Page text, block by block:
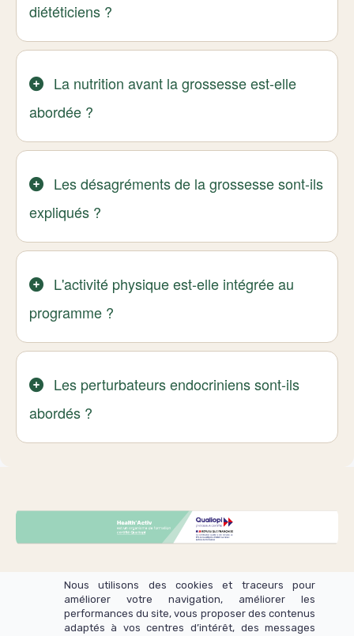
diététiciens ?
La nutrition avant la grossesse est-elle
abordée ?
Les désagréments de la grossesse sont-ils
expliqués ?
L'activité physique est-elle intégrée au
programme ?
Les perturbateurs endocriniens sont-ils
abordés ?
Nous utilisons des cookies et traceurs pour
améliorer votre navigation, améliorer les
performances du site, vous proposer des contenus
adaptés à vos centres d’intérêt, des messages